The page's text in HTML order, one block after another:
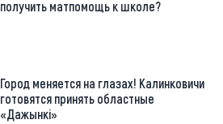
получить матпомощь к школе?
Город меняется на глазах! Калинковичи
готовятся принять областные
«Дажынкі»